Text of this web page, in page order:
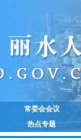
常委会会议
热点专题